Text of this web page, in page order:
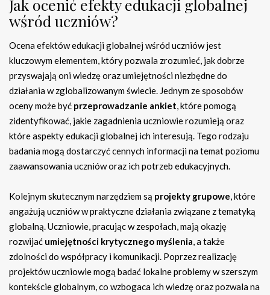
Jak ocenić efekty edukacji globalnej
wśród uczniów?
Ocena efektów edukacji globalnej wśród uczniów jest
kluczowym elementem, który pozwala zrozumieć, jak dobrze
przyswajają oni wiedzę oraz umiejętności niezbędne do
działania w zglobalizowanym świecie. Jednym ze sposobów
oceny może być przeprowadzanie ankiet, które pomogą
zidentyfikować, jakie zagadnienia uczniowie rozumieją oraz
które aspekty edukacji globalnej ich interesują. Tego rodzaju
badania mogą dostarczyć cennych informacji na temat poziomu
zaawansowania uczniów oraz ich potrzeb edukacyjnych.
Kolejnym skutecznym narzędziem są projekty grupowe, które
angażują uczniów w praktyczne działania związane z tematyką
globalną. Uczniowie, pracując w zespołach, mają okazję
rozwijać umiejętności krytycznego myślenia, a także
zdolności do współpracy i komunikacji. Poprzez realizację
projektów uczniowie mogą badać lokalne problemy w szerszym
kontekście globalnym, co wzbogaca ich wiedzę oraz pozwala na